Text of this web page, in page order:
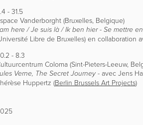
- 31.5
Vanderborght (Bruxelles, Belgique)
here / Je suis là / Ik ben hier - Se mettre
Libre de Bruxelles) en collaboration
- 8.3
Coloma (Sint-Pieters-Leeuw,
Verne, The Secret Journey - avec Jens
Huppertz (Berlin Brussels Art Projects)